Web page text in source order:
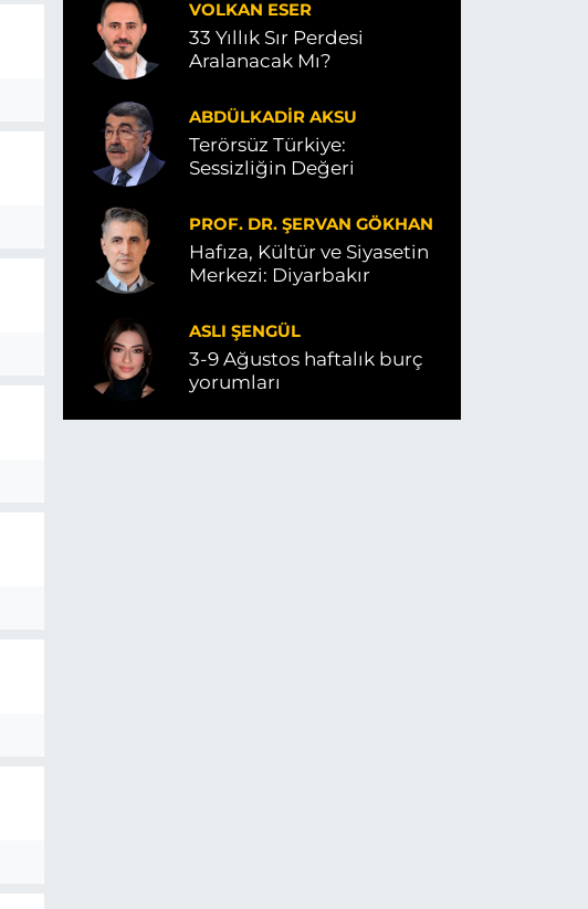
VOLKAN ESER
33 Yıllık Sır Perdesi
Aralanacak Mı?
ABDÜLKADIR AKSU
Terörsüz Türkiye:
Sessizliğin Değeri
PROF. DR. ŞERVAN GÖKHAN
Hafıza, Kültür ve Siyasetin
Merkezi: Diyarbakır
ASLI ŞENGÜL
3-9 Ağustos haftalık burç
yorumları